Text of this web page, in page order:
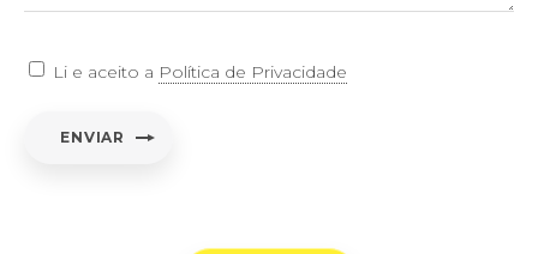
Li e aceito a Política de Privacidade
ENVIAR